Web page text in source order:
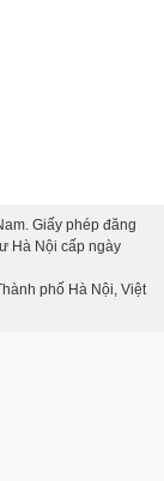
Giấy phép đăng
Hà Nội cấp ngày
phố Hà Nội, Việt